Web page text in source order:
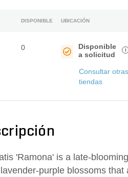
DISPONIBLE UBICACIÓN
0
Disponible
a solicitud
i
Consultar otras
tiendas
'Ramona' is a late-
purple blossoms